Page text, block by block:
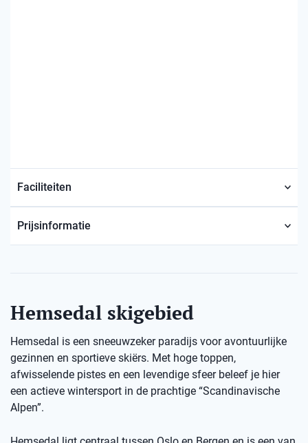
Faciliteiten
Prijsinformatie
Hemsedal skigebied
Hemsedal is een sneeuwzeker paradijs voor avontuurlijke
gezinnen en sportieve skiërs. Met hoge toppen,
afwisselende pistes en een levendige sfeer beleef je hier
een actieve wintersport in de prachtige “Scandinavische
Alpen”.